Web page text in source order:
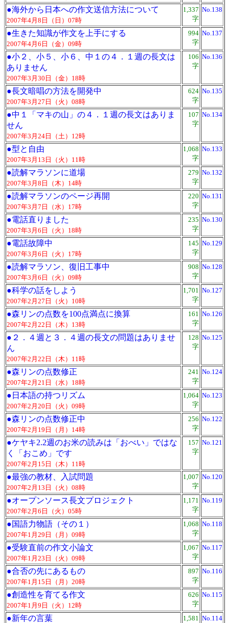
●海外から日本への作文送信方法について
2007年4月8日（日）07時
1,337
字
No.138
●生きた知識が作文を上手にする
2007年4月6日（金）09時
994
字
No.137
●小２、小５、小６、中１の４．１週の長文は
ありません
2007年3月30日（金）18時
106
字
No.136
●長文暗唱の方法を開発中
2007年3月27日（火）08時
624
字
No.135
●中１「マキの山」の４．１週の長文はありま
せん
2007年3月24日（土）12時
107
字
No.134
●型と自由
2007年3月13日（火）11時
1,068
字
No.133
●読解マラソンに道場
2007年3月8日（木）14時
279
字
No.132
●読解マラソンのページ再開
2007年3月7日（水）17時
220
字
No.131
●電話直りました
2007年3月6日（火）18時
235
字
No.130
●電話故障中
2007年3月6日（火）17時
145
字
No.129
●読解マラソン、復旧工事中
2007年3月6日（火）09時
908
字
No.128
●科学の話をしよう
2007年2月27日（火）10時
1,701
字
No.127
●森リンの点数を100点満点に換算
2007年2月22日（木）13時
161
字
No.126
● ２．４週と３．４週の長文の問題はありませ
ん
2007年2月22日（木）11時
128
字
No.125
●森リンの点数修正
2007年2月21日（水）18時
241
字
No.124
● 日本語の持つリズム
2007年2月20日（火）09時
1,064
字
No.123
●森リンの点数修正中
2007年2月19日（月）14時
256
字
No.122
●ケヤキ2.2週のお米の読みは「おべい」ではな
く「おこめ」です
2007年2月15日（木）11時
157
字
No.121
●最強の教材、入試問題
2007年2月13日（火）08時
1,007
字
No.120
●オープンソース長文プロジェクト
2007年2月6日（火）05時
1,171
字
No.119
●国語力物語（その１）
2007年1月29日（月）09時
1,068
字
No.118
●受験直前の作文小論文
2007年1月23日（火）09時
1,067
字
No.117
●合否の先にあるもの
2007年1月15日（月）20時
897
字
No.116
●創造性を育てる作文
2007年1月9日（火）12時
626
字
No.115
●新年の言葉
1,581 No.114